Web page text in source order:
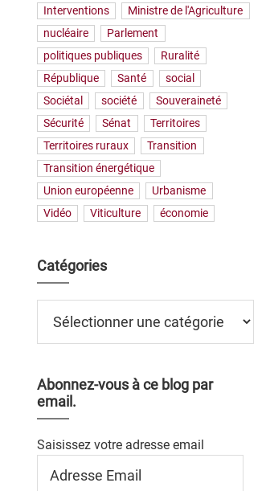
Interventions
Ministre de l'Agriculture
nucléaire
Parlement
politiques publiques
Ruralité
République
Santé
social
Sociétal
société
Souveraineté
Sécurité
Sénat
Territoires
Territoires ruraux
Transition
Transition énergétique
Union européenne
Urbanisme
Vidéo
Viticulture économie
Catégories
Abonnez-vous à ce blog par
email.
Saisissez votre adresse email
Email